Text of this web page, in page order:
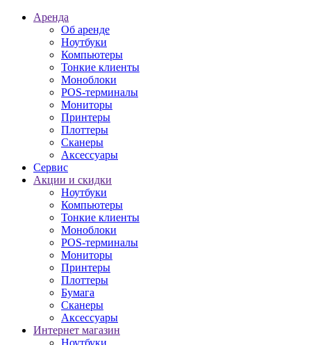
Аренда
Об аренде
Ноутбуки
Компьютеры
Тонкие клиенты
Моноблоки
POS-терминалы
Мониторы
Принтеры
Плоттеры
Сканеры
Аксессуары
Сервис
Акции и скидки
Ноутбуки
Компьютеры
Тонкие клиенты
Моноблоки
POS-терминалы
Мониторы
Принтеры
Плоттеры
Бумага
Сканеры
Аксессуары
Интернет магазин
Ноутбуки